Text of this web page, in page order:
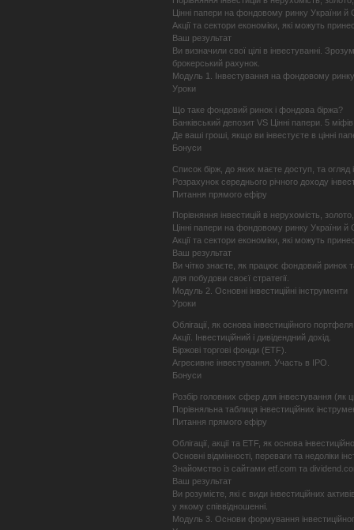
Цінні папери на фондовому ринку України
Акції та сектори економіки, які можуть
Ваш результат
Ви визначили свої цілі в інвестуванні.
брокерський рахунок.
Модуль 1. Інвестування на фондовому ринку
Уроки
Що таке фондовий ринок і фондова біржа?
Банківський депозит VS Цінні папери. 5
Де ваші гроші, якщо ви інвестуєте в цінні
Бонуси
Список бірж, до яких маєте доступ, та огляд
Розрахунок середнього річного доходу
Питання прямого ефіру
Порівняння інвестицій в нерухомість,
Цінні папери на фондовому ринку України
Акції та сектори економіки, які можуть
Ваш результат
Ви чітко знаєте, як працює фондовий ринок
для побудови своєї стратегії.
Модуль 2. Основні інвестиційні інструменти
Уроки
Облігації, як основа інвестиційного
Акції. Інвестиційний і дивідендний дохід.
Біржові торгові фонди (ETF).
Агресивне інвестування. Участь в IPO.
Бонуси
Розбір головних сфер для інвестування (як
Порівняльна таблиця інвестиційних
Питання прямого ефіру
Облігації, акції та ETF, як основа
Основні відмінності, переваги та недоліки
Знайомство із сайтами etf.com та
Ваш результат
Ви розумієте, які є види інвестиційних
у якому співвідношенні.
Модуль 3. Основи формування